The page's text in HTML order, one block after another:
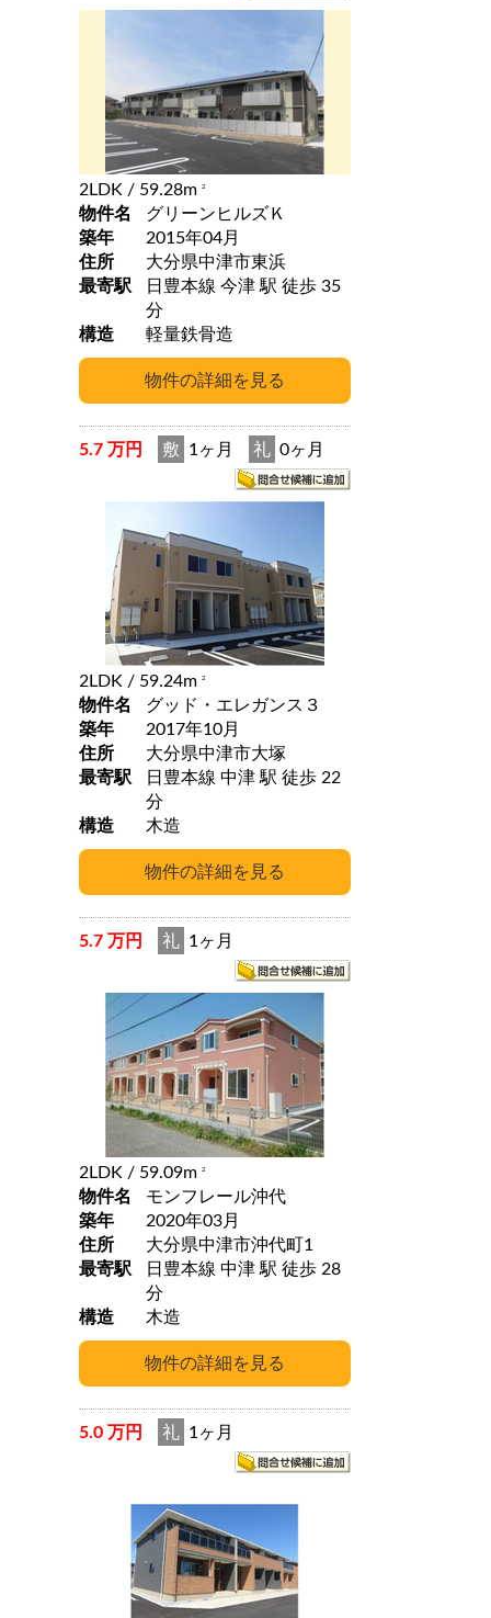
2LDK / 59.28m 2
物件名
グリーンヒルズＫ
築年
2015年04月
住所
大分県中津市東浜
最寄駅
日豊本線 今津 駅 徒歩 35
分
構造
軽量鉄骨造
5.7 万円 敷 1ヶ月 礼 0ヶ月
2LDK / 59.24m 2
物件名
グッド・エレガンス３
築年
2017年10月
住所
大分県中津市大塚
最寄駅
日豊本線 中津 駅 徒歩 22
分
構造
木造
5.7 万円 礼 1ヶ月
2LDK / 59.09m 2
物件名
モンフレール沖代
築年
2020年03月
住所
大分県中津市沖代町1
最寄駅
日豊本線 中津 駅 徒歩 28
分
構造
木造
5.0 万円 礼 1ヶ月